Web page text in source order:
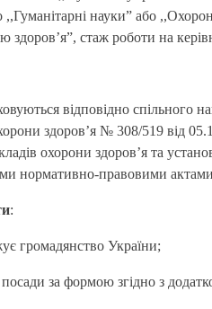
науки” або
здоров’я”, стаж роботи на
відповідно спільного
здоров’я № 308/519 від
охорони здоров’я та
нормативно-правовими
:
громадянство України;
за формою згідно з